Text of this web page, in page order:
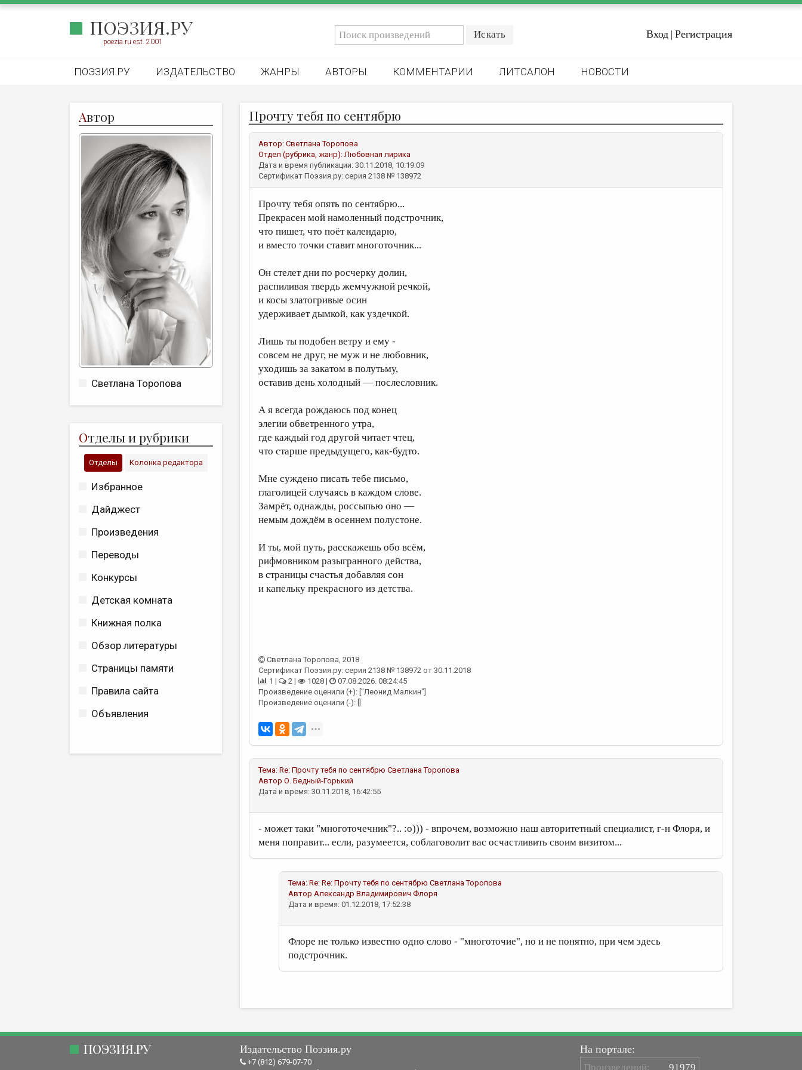
ПОЭЗИЯ.РУ
poezia.ru est. 2001
Вход | Регистрация
ПОЭЗИЯ.РУ ИЗДАТЕЛЬСТВО ЖАНРЫ АВТОРЫ КОММЕНТАРИИ ЛИТСАЛОН НОВОСТИ
Автор
Светлана Торопова
Отделы и рубрики
Отделы Колонка редактора
Избранное
Дайджест
Произведения
Переводы
Конкурсы
Детская комната
Книжная полка
Обзор литературы
Страницы памяти
Правила сайта
Объявления
Прочту тебя по сентябрю
Автор: Светлана Торопова
Отдел (рубрика, жанр):Любовная лирика
Дата и время публикации: 30.11.2018, 10:19:09
Сертификат Поэзия.ру: серия 2138 № 138972
Прочту тебя опять по сентябрю...
Прекрасен мой намоленный подстрочник,
что пишет, что поёт календарю,
и вместо точки ставит многоточник...
Он стелет дни по росчерку долин,
распиливая твердь жемчужной речкой,
и косы златогривые осин
удерживает дымкой, как уздечкой.
Лишь ты подобен ветру и ему -
совсем не друг, не муж и не любовник,
уходишь за закатом в полутьму,
оставив день холодный — послесловник.
А я всегда рождаюсь под конец
элегии обветренного утра,
где каждый год другой читает чтец,
что старше предыдущего, как-будто.
Мне суждено писать тебе письмо,
глаголицей случаясь в каждом слове.
Замрёт, однажды, россыпью оно —
немым дождём в осеннем полустоне.
И ты, мой путь, расскажешь обо всём,
рифмовником разыгранного действа,
в страницы счастья добавляя сон
и капельку прекрасного из детства.
Светлана Торопова, 2018
Сертификат Поэзия.ру: серия 2138 № 138972 от 30.11.2018
1 |
2 | 1028 |
07.08.2026. 08:24:45
Произведение оценили (+): ["Леонид Малкин"]
Произведение оценили (-): []
Тема: Re: Прочту тебя по сентябрю Светлана Торопова
Автор О. Бедный-Горький
Дата и время: 30.11.2018, 16:42:55
- может таки "многоточечник"?.. :о))) - впрочем, возможно наш авторитетный специалист, г-н Флоря, и
меня поправит... если, разумеется, соблаговолит вас осчастливить своим визитом...
Тема: Re: Re: Прочту тебя по сентябрю Светлана Торопова
Автор Александр Владимирович Флоря
Дата и время: 01.12.2018, 17:52:38
Флоре не только известно одно слово - "многоточие", но и не понятно, при чем здесь
подстрочник.
ПОЭЗИЯ.РУ Издательство Поэзия.ру
+7 (812) 679-07-70
На портале:
Произведений: 91979